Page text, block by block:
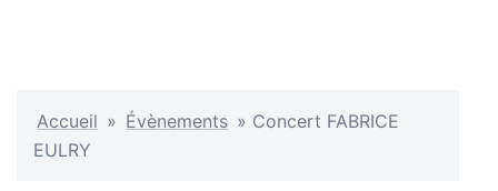
Accueil » Évènements » Concert FABRICE
EULRY